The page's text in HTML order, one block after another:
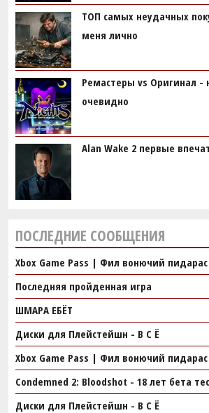
ТОП самых неудачных
меня лично
Ремастеры vs Оригинал -
очевидно
Alan Wake 2 первые
ПОСЛЕДНИЕ СООБЩЕНИЯ
Xbox Game Pass | Фил вонючий пидарас
Последняя пройденная игра
ШМАРА ЕБЁТ
Диски для Плейстейшн - В С Ё
Xbox Game Pass | Фил вонючий пидарас
Condemned 2: Bloodshot - 18 лет бета
Диски для Плейстейшн - В С Ё